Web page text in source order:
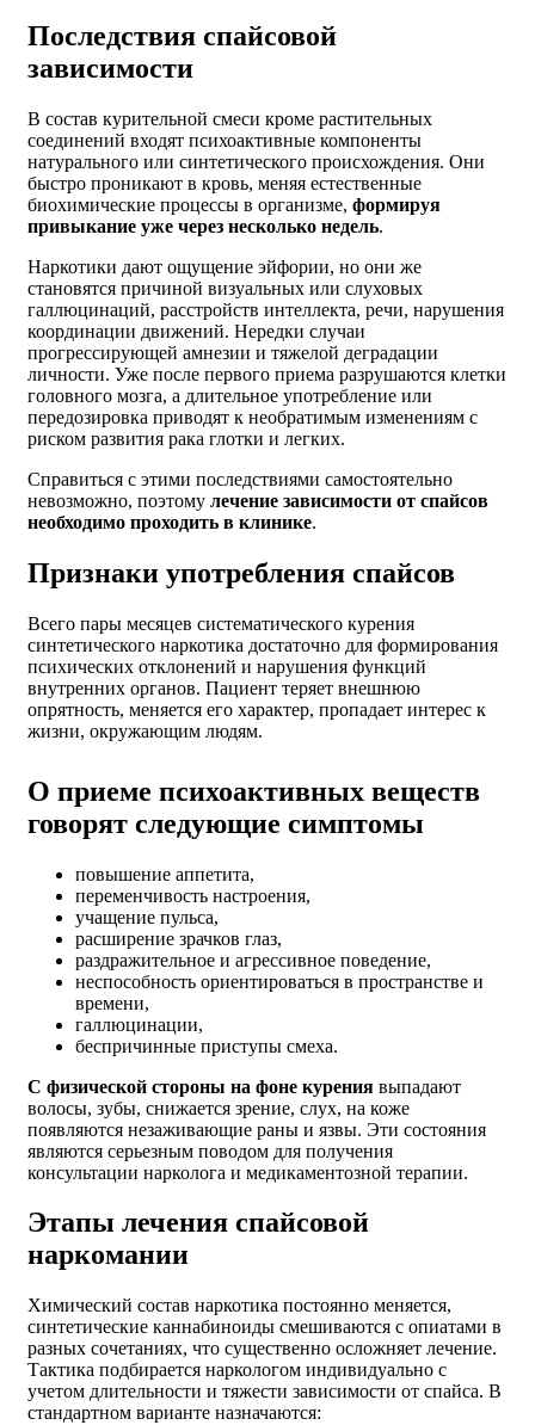
Последствия спайсовой
зависимости
В состав курительной смеси кроме растительных
соединений входят психоактивные компоненты
натурального или синтетического происхождения. Они
быстро проникают в кровь, меняя естественные
биохимические процессы в организме, формируя
привыкание уже через несколько недель.
Наркотики дают ощущение эйфории, но они же
становятся причиной визуальных или слуховых
галлюцинаций, расстройств интеллекта, речи, нарушения
координации движений. Нередки случаи
прогрессирующей амнезии и тяжелой деградации
личности. Уже после первого приема разрушаются клетки
головного мозга, а длительное употребление или
передозировка приводят к необратимым изменениям с
риском развития рака глотки и легких.
Справиться с этими последствиями самостоятельно
невозможно, поэтому лечение зависимости от спайсов
необходимо проходить в клинике.
Признаки употребления спайсов
Всего пары месяцев систематического курения
синтетического наркотика достаточно для формирования
психических отклонений и нарушения функций
внутренних органов. Пациент теряет внешнюю
опрятность, меняется его характер, пропадает интерес к
жизни, окружающим людям.
О приеме психоактивных веществ
говорят следующие симптомы
повышение аппетита,
переменчивость настроения,
учащение пульса,
расширение зрачков глаз,
раздражительное и агрессивное поведение,
неспособность ориентироваться в пространстве и
времени,
галлюцинации,
беспричинные приступы смеха.
С физической стороны на фоне курения выпадают
волосы, зубы, снижается зрение, слух, на коже
появляются незаживающие раны и язвы. Эти состояния
являются серьезным поводом для получения
консультации нарколога и медикаментозной терапии.
Этапы лечения спайсовой
наркомании
Химический состав наркотика постоянно меняется,
синтетические каннабиноиды смешиваются с опиатами в
разных сочетаниях, что существенно осложняет лечение.
Тактика подбирается наркологом индивидуально с
учетом длительности и тяжести зависимости от спайса. В
стандартном варианте назначаются: